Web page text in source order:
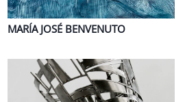
MARÍA JOSÉ BENVENUTO